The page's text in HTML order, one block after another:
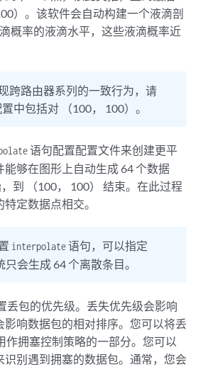
）。该软件会自动构建一个液滴剖
概率的液滴水平，这些液滴概率近
跨路由器系列的一致行为，请
中包括对 （100， 100）。
语句配置配置文件来创建更平
够在图形上自动生成 64 个数据
到 （100， 100） 结束。在此过程
定数据点相交。
interpolate语句，可以指定
会生成 64 个离散条目。
丢包的优先级。丢失优先级会影响
响数据包的相对排序。您可以将丢
作拥塞控制策略的一部分。您可以
识别遇到拥塞的数据包。通常，您会